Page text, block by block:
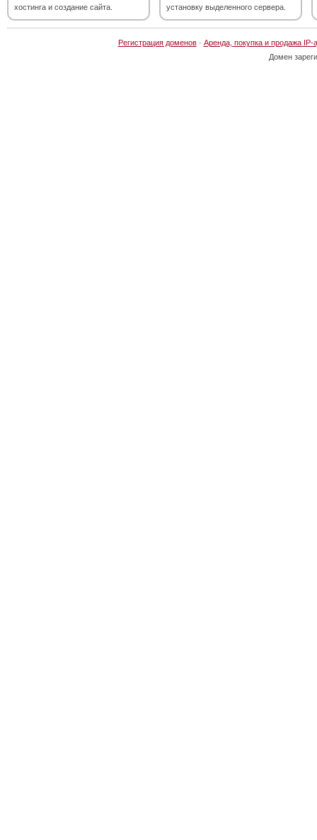
хостинга и создание сайта.
установку выделенного сервера.
Регистрация доменов· Аренда, покупка и продажа IP-
Домен